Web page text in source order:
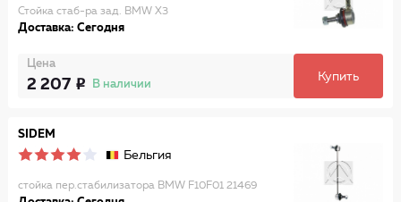
Стойка стаб-ра зад. BMW X3
Доставка: Сегодня
Цена
2 207 В наличии
Купить
SIDEM
Бельгия
стойка пер.стабилизатора BMW F10F01 21469